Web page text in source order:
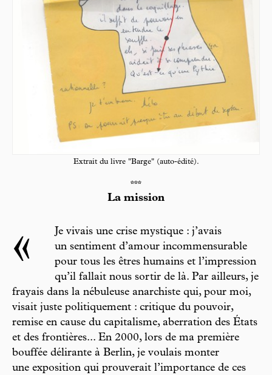
Extrait du livre "Barge" (auto-édité).
***
La mission
«
Je vivais une crise mystique : j’avais
un sentiment d’amour incommensurable
pour tous les êtres humains et l’impression
qu’il fallait nous sortir de là. Par ailleurs, je
frayais dans la nébuleuse anarchiste qui, pour moi,
visait juste politiquement : critique du pouvoir,
remise en cause du capitalisme, aberration des États
et des frontières... En 2000, lors de ma première
bouffée délirante à Berlin, je voulais monter
une exposition qui prouverait l’importance de ces